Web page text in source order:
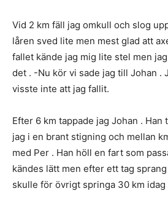
Vid 2 km fäll jag omkull och slog
låren sved lite men mest glad att
fallet kände jag mig lite stel men
det . -Nu kör vi sade jag till Johan .
visste inte att jag fallit.
Efter 6 km tappade jag Johan .
jag i en brant stigning och mellan
med Per . Han höll en fart som
kändes lätt men efter ett tag
skulle för övrigt springa 30 km idag